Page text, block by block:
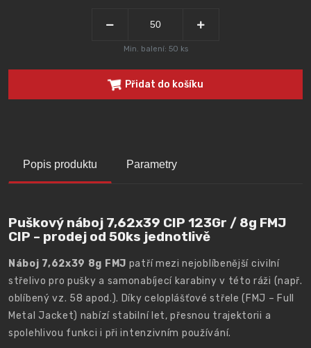
Min. balení: 50 ks
Přidat do košíku
Popis produktu Parametry
Puškový náboj 7,62x39 CIP 123Gr / 8g FMJ
CIP – prodej od 50ks jednotlivě
Náboj 7,62x39 8g FMJ patří mezi nejoblíbenější civilní
střelivo pro pušky a samonabíjecí karabiny v této ráži (např.
oblíbený vz. 58 apod.). Díky celoplášťové střele (FMJ – Full
Metal Jacket) nabízí stabilní let, přesnou trajektorii a
spolehlivou funkci i při intenzivním používání.